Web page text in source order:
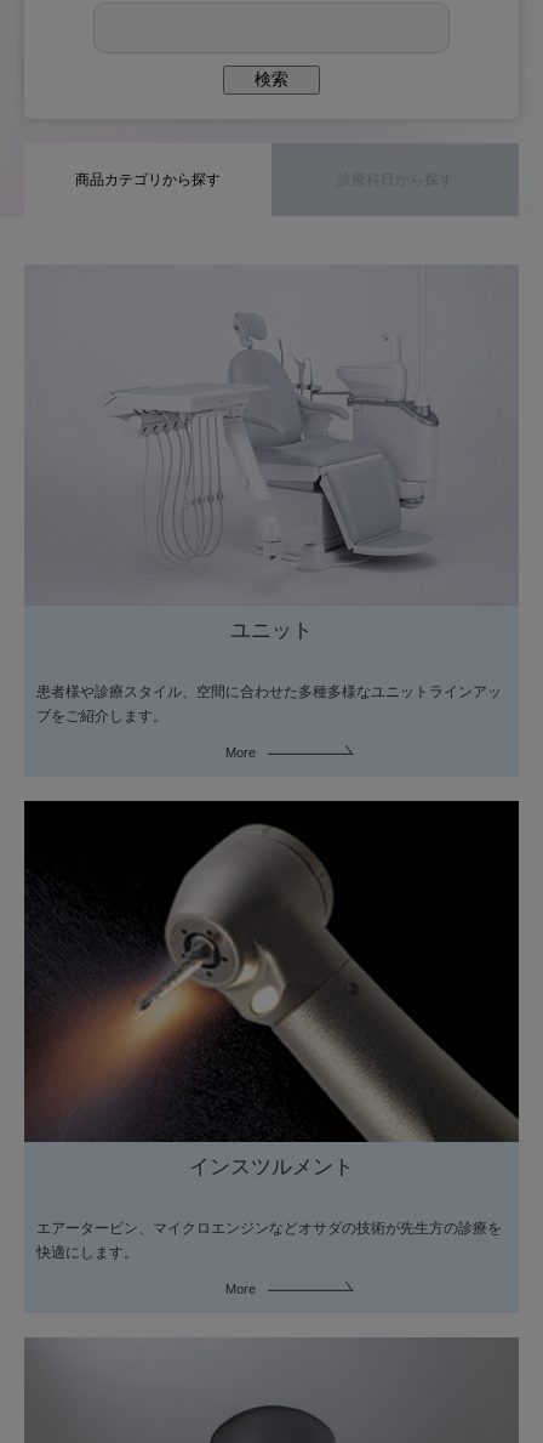
OSADAグループサイト
ZOOM UP
個人情報保護
サイトマップ
検索
商品カテゴリから探す 診療科目から探す
ユニット
患者様や診療スタイル、空間に合わせた多種多様なユニットラインアッ
プをご紹介します。
More
インスツルメント
エアータービン、マイクロエンジンなどオサダの技術が先生方の診療を
快適にします。
More